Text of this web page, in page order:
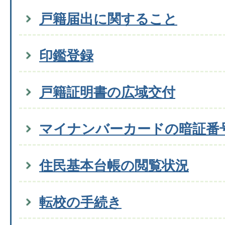
戸籍届出に関すること
印鑑登録
戸籍証明書の広域交付
マイナンバーカードの暗証番
住民基本台帳の閲覧状況
転校の手続き